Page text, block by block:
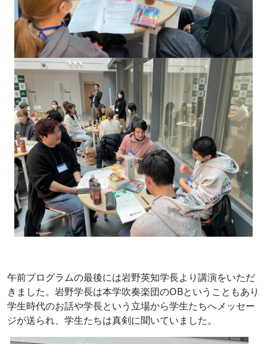
午前プログラムの最後には岩野英知学長より講演をいただ
きました。岩野学長は本学吹奏楽団のOBということもあり
学生時代のお話や学長という立場から学生たちへメッセー
ジが送られ、学生たちは真剣に聞いていました。